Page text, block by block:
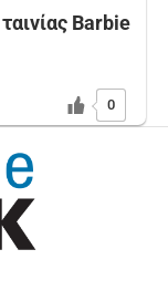
Barbie
0